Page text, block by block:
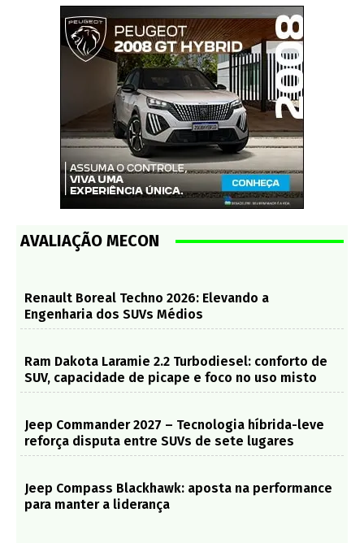
AVALIAÇÃO MECON
Renault Boreal Techno 2026: Elevando a
Engenharia dos SUVs Médios
Ram Dakota Laramie 2.2 Turbodiesel: conforto de
SUV, capacidade de picape e foco no uso misto
Jeep Commander 2027 – Tecnologia híbrida-leve
reforça disputa entre SUVs de sete lugares
Jeep Compass Blackhawk: aposta na performance
para manter a liderança